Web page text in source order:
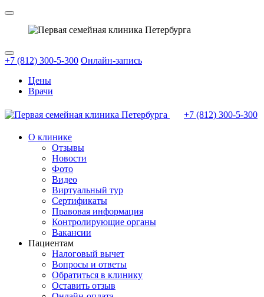
+7 (812) 300-5-300 Онлайн-запись
Цены
Врачи
+7 (812) 300-5-300
О клинике
Отзывы
Новости
Фото
Видео
Виртуальный тур
Сертификаты
Правовая информация
Контролирующие органы
Вакансии
Пациентам
Налоговый вычет
Вопросы и ответы
Обратиться в клинику
Оставить отзыв